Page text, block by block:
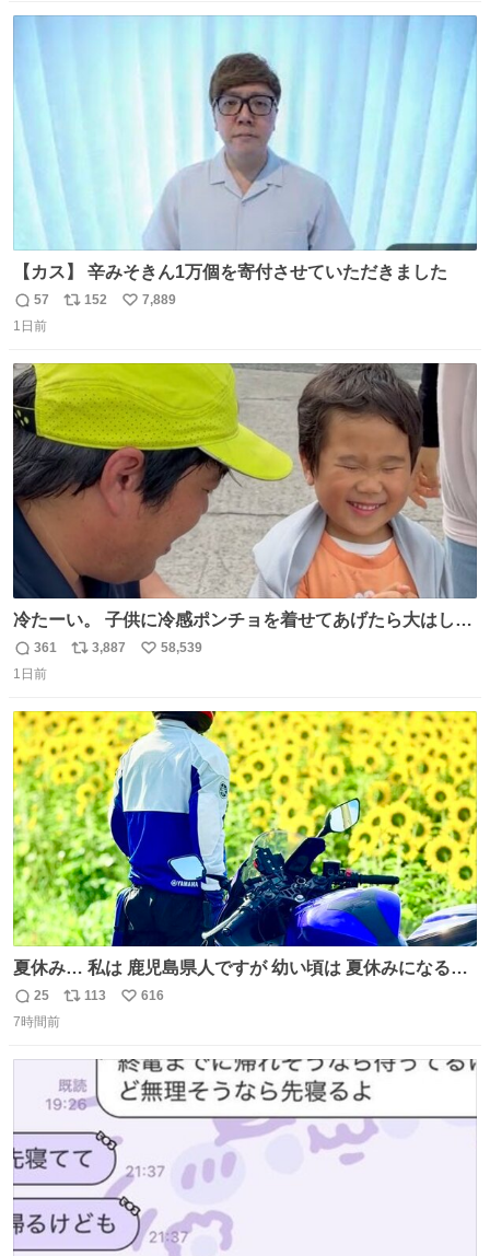
が知る香水よりも単純な組成で、その大部分は薔薇、菫、
【カス】 辛みそきん1万個を寄付させていただきました
返
信
57
リ
ト
数
152
い
数
7,889
1日前
冷たーい。 子供に冷感ポンチョを着せてあげたら大はしゃ
ぎで喜んでくれました。 こんな素敵な代物を提供してくれ
た山口県の恩師に感謝。
返
信
361
リ
ト
数
3,887
い
数
58,539
1日前
夏休み… 私は 鹿児島県人ですが 幼い頃は 夏休みになると
母の郷… 山梨へ遊びに行くのが楽しみでした 母の実家へ 1
ヶ月近く泊まって … … 今の私は 医療従事者 お盆休み？ﾅﾆ
景 淡い記憶 そんな思い出の風景… ありますか？
返
信
25
リ
ト
数
113
い
数
616
7時間前